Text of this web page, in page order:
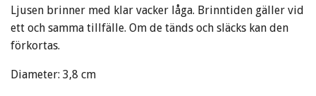
Ljusen brinner med klar vacker låga. Brinntiden gäller vid
ett och samma tillfälle. Om de tänds och släcks kan den
förkortas.
Diameter: 3,8 cm